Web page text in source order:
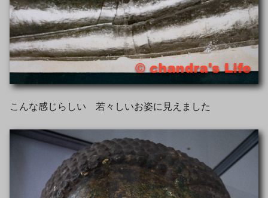
こんな感じらしい 若々しいお姿に見えました